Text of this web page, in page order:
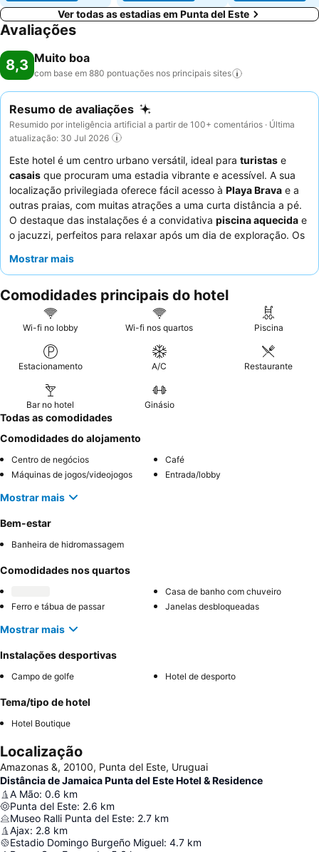
Ver todas as estadias em Punta del Este
Avaliações
8,3 Muito boa
com base em 880 pontuações nos principais sites
Resumo de avaliações
Resumido por inteligência artificial a partir de 100+ comentários · Última
atualização: 30 Jul 2026
Este hotel é um centro urbano versátil, ideal para turistas e
casais que procuram uma estadia vibrante e acessível. A sua
localização privilegiada oferece fácil acesso à Playa Brava e a
outras praias, com muitas atrações a uma curta distância a pé.
O destaque das instalações é a convidativa piscina aquecida e
o jacuzzi, perfeitos para relaxar após um dia de exploração. Os
acolhedorados funcionários, que se esforçam ao máximo, e o
aqueles que desejam espaço extra, considere reservar um
apartamento pela sua
amplitudee varanda funcional.
Mostrar mais
Comodidades principais do hotel
Wi-fi no lobby Wi-fi nos quartos Piscina
Estacionamento A/C Restaurante
Bar no hotel Ginásio
Todas as comodidades
Comodidades do alojamento
Centro de negócios
Café
Máquinas de jogos/videojogos
Entrada/lobby
Mostrar mais
Bem-estar
Banheira de hidromassagem
Comodidades nos quartos
Casa de banho com chuveiro
Ferro e tábua de passar
Janelas desbloqueadas
Mostrar mais
Instalações desportivas
Campo de golfe Hotel de desporto
Tema/tipo de hotel
Hotel Boutique
Localização
Amazonas &, 20100, Punta del Este, Uruguai
Distância de Jamaica Punta del Este Hotel & Residence
A Mão: 0.6 km
Punta del Este: 2.6 km
Museo Ralli Punta del Este: 2.7 km
Ajax: 2.8 km
Estadio Domingo Burgeño Miguel: 4.7 km